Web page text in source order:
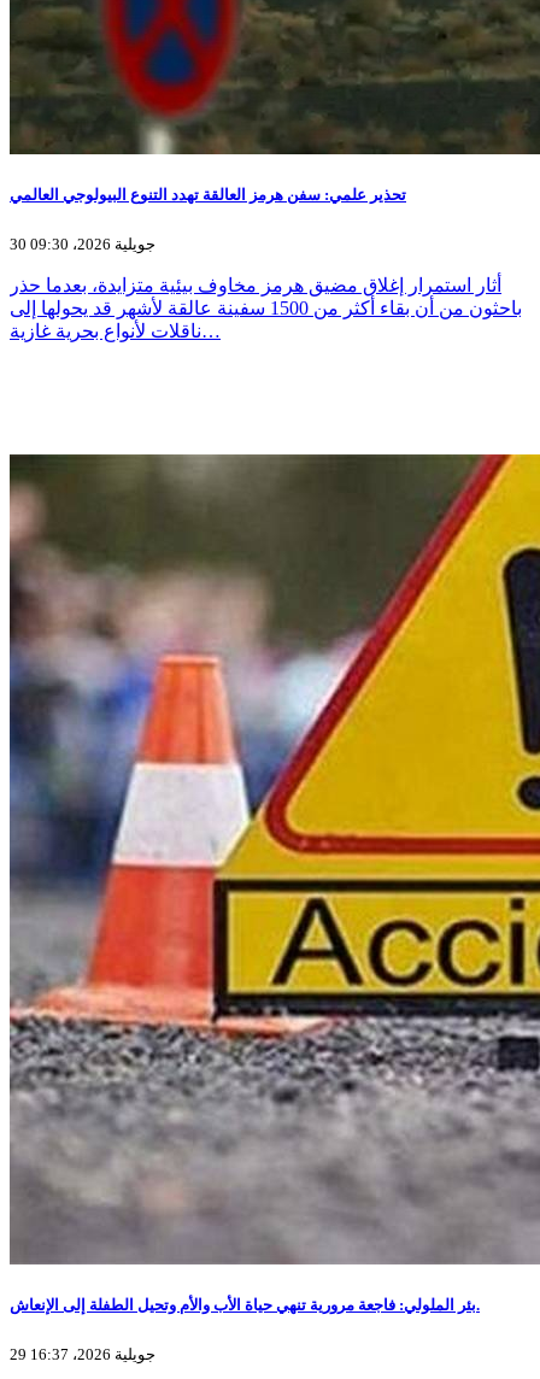
تحذير علمي: سفن هرمز العالقة تهدد التنوع البيولوجي العالمي
30 جويلية 2026، 09:30
أثار استمرار إغلاق مضيق هرمز مخاوف بيئية متزايدة، بعدما حذر
باحثون من أن بقاء أكثر من 1500 سفينة عالقة لأشهر قد يحولها إلى
ناقلات لأنواع بحرية غازية…
بئر الملولي: فاجعة مرورية تنهي حياة الأب والأم وتحيل الطفلة إلى الإنعاش.
29 جويلية 2026، 16:37